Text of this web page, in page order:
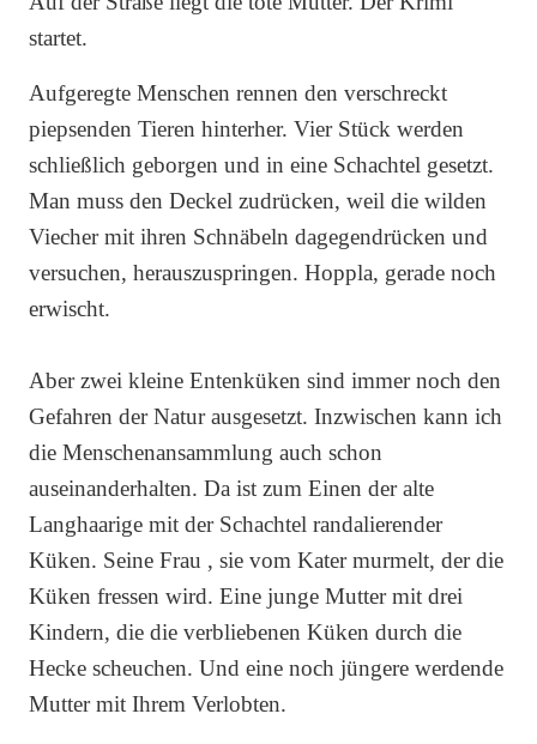
startet.
Aufgeregte Menschen rennen den verschreckt
piepsenden Tieren hinterher. Vier Stück werden
schließlich geborgen und in eine Schachtel gesetzt.
Man muss den Deckel zudrücken, weil die wilden
Viecher mit ihren Schnäbeln dagegendrücken und
versuchen, herauszuspringen. Hoppla, gerade noch
erwischt.
Aber zwei kleine Entenküken sind immer noch den
Gefahren der Natur ausgesetzt. Inzwischen kann ich
die Menschenansammlung auch schon
auseinanderhalten. Da ist zum Einen der alte
Langhaarige mit der Schachtel randalierender
Küken. Seine Frau , sie vom Kater murmelt, der die
Küken fressen wird. Eine junge Mutter mit drei
Kindern, die die verbliebenen Küken durch die
Hecke scheuchen. Und eine noch jüngere werdende
Mutter mit Ihrem Verlobten.